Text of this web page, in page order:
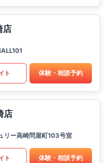
店
ト 体験・相談予約
店
リー高崎問屋町103号室
ト 体験・相談予約